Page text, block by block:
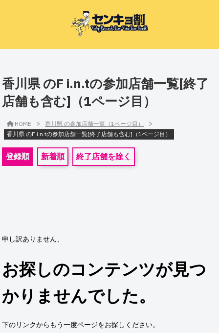
香川県 のF i.n.tの参加店舗一覧[終了
店舗も含む]（1ページ目）
HOME > 香川県 の参加店舗一覧（1ページ目） >
香川県 のF i.n.tの参加店舗一覧[終了店舗も含む]（1ページ目）
登録順 新着順 終了店舗を除く
申し訳ありません、
お探しのコンテンツが見つ
かりませんでした。
下のリンクからもう一度ページをお探しください。